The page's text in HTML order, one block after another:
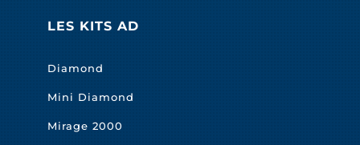
LES KITS AD
Diamond
Mini Diamond
Mirage 2000